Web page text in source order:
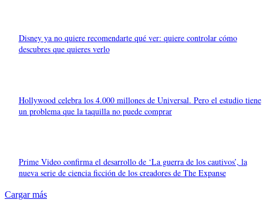
Disney ya no quiere recomendarte qué ver: quiere controlar cómo
descubres que quieres verlo
Hollywood celebra los 4.000 millones de Universal. Pero el estudio tiene
un problema que la taquilla no puede comprar
Prime Video confirma el desarrollo de ‘La guerra de los cautivos’, la
nueva serie de ciencia ficción de los creadores de The Expanse
Cargar más